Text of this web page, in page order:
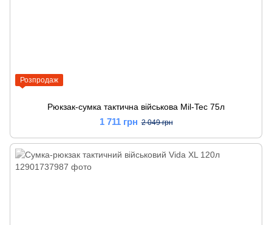
Розпродаж
Рюкзак-сумка тактична військова Mil-Tec 75л
1 711 грн 2 049 грн